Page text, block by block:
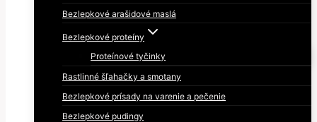
Bezlepkové arašidové maslá
Bezlepkové proteíny
Proteínové tyčinky
Rastlinné šľahačky a smotany
Bezlepkové prísady na varenie a pečenie
Bezlepkové pudingy